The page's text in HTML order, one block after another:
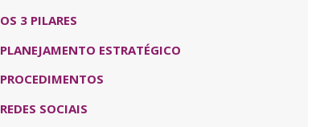
OS 3 PILARES
PLANEJAMENTO ESTRATÉGICO
PROCEDIMENTOS
REDES SOCIAIS